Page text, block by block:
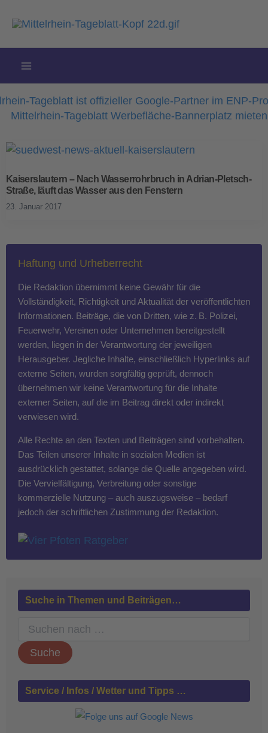
Inhalt
Kaiserslautern – Nach Wasserrohrbruch in Adrian-Pletsch-
Straße, läuft das Wasser aus den Fenstern
23. Januar 2017
Haftung und Urheberrecht
Die Redaktion übernimmt keine Gewähr für die
Vollständigkeit, Richtigkeit und Aktualität der veröffentlichten
Informationen. Beiträge, die von Dritten, wie z. B. Polizei,
Feuerwehr, Vereinen oder Unternehmen bereitgestellt
werden, liegen in der Verantwortung der jeweiligen
Herausgeber. Jegliche Inhalte, einschließlich Hyperlinks auf
externe Seiten, wurden sorgfältig geprüft, dennoch
übernehmen wir keine Verantwortung für die Inhalte
externer Seiten, auf die im Beitrag direkt oder indirekt
verwiesen wird.
Alle Rechte an den Texten und Beiträgen sind vorbehalten.
Das Teilen unserer Inhalte in sozialen Medien ist
ausdrücklich gestattet, solange die Quelle angegeben wird.
Die Vervielfältigung, Verbreitung oder sonstige
kommerzielle Nutzung – auch auszugsweise – bedarf
jedoch der schriftlichen Zustimmung der Redaktion.
Suche in Themen und Beiträgen…
c
h
n
Service / Infos / Wetter und Tipps …